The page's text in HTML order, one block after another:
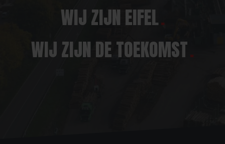
WIJ ZIJN EIFEL
WIJ ZIJN DE TOEKOMST